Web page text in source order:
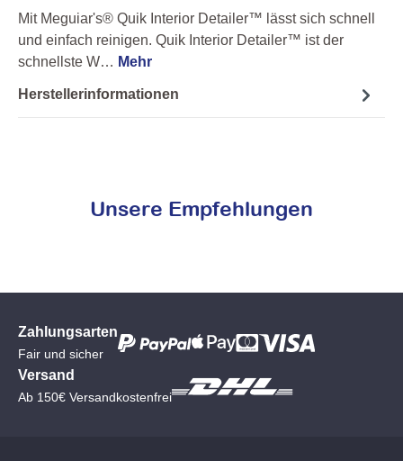
Mit Meguiar's® Quik Interior Detailer™ lässt sich schnell
und einfach reinigen. Quik Interior Detailer™ ist der
schnellste W… Mehr
Herstellerinformationen
Unsere Empfehlungen
Zahlungsarten
Fair und sicher
Versand
Ab 150€ Versandkostenfrei